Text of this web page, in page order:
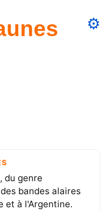
⚙️
du genre
bandes alaires
et à l'Argentine.